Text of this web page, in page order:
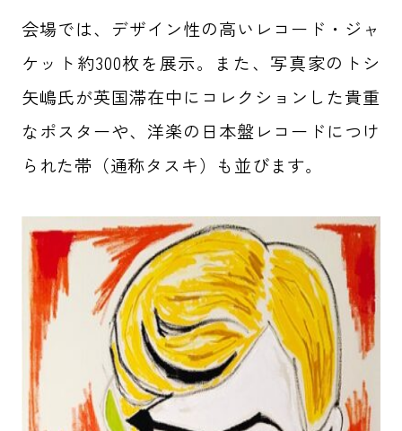
会場では、デザイン性の高いレコード・ジャ
ケット約300枚を展示。また、写真家のトシ
矢嶋氏が英国滞在中にコレクションした貴重
なポスターや、洋楽の日本盤レコードにつけ
られた帯（通称タスキ）も並びます。